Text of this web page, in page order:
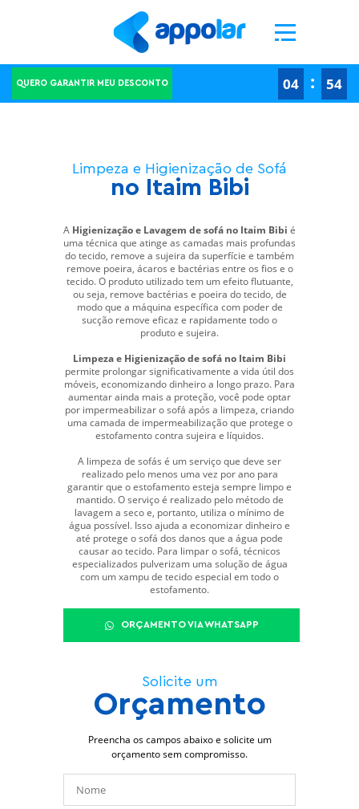
dispositivo para melhorar a navegação no site, analisar a utilização do site e ajudar nas
nossas iniciativas de marketing.Definições de cookies
Aceitar todos os cookies
QUERO GARANTIR MEU DESCONTO 04 : 53
Limpeza e Higienização de Sofá
no Itaim Bibi
A Higienização e Lavagem de sofá no Itaim Bibi é
uma técnica que atinge as camadas mais profundas
do tecido, remove a sujeira da superfície e também
remove poeira, ácaros e bactérias entre os fios e o
tecido. O produto utilizado tem um efeito flutuante,
ou seja, remove bactérias e poeira do tecido, de
modo que a máquina específica com poder de
sucção remove eficaz e rapidamente todo o
produto e sujeira.
Limpeza e Higienização de sofá no Itaim Bibi
permite prolongar significativamente a vida útil dos
móveis, economizando dinheiro a longo prazo. Para
aumentar ainda mais a proteção, você pode optar
por impermeabilizar o sofá após a limpeza, criando
uma camada de impermeabilização que protege o
estofamento contra sujeira e líquidos.
A limpeza de sofás é um serviço que deve ser
realizado pelo menos uma vez por ano para
garantir que o estofamento esteja sempre limpo e
mantido. O serviço é realizado pelo método de
lavagem a seco e, portanto, utiliza o mínimo de
água possível. Isso ajuda a economizar dinheiro e
até protege o sofá dos danos que a água pode
causar ao tecido. Para limpar o sofá, técnicos
especializados pulverizam uma solução de água
com um xampu de tecido especial em todo o
estofamento.
ORÇAMENTO VIA WHATSAPP
Solicite um
Orçamento
Preencha os campos abaixo e solicite um
orçamento sem compromisso.